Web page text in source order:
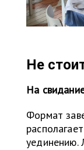
Не
На
Формат